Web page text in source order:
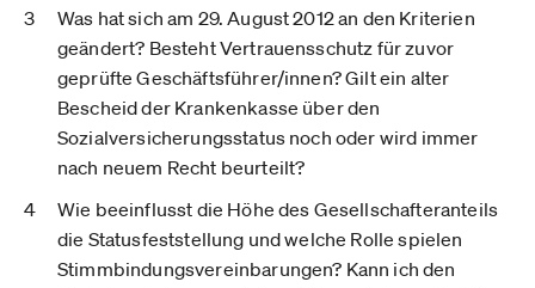
Was hat sich am 29. August 2012 an den Kriterien
geändert? Besteht Vertrauensschutz für zuvor
geprüfte Geschäftsführer/innen? Gilt ein alter
Bescheid der Krankenkasse über den
Sozialversicherungsstatus noch oder wird immer
nach neuem Recht beurteilt?
Wie beeinflusst die Höhe des Gesellschafteranteils
die Statusfeststellung und welche Rolle spielen
Stimmbindungsvereinbarungen? Kann ich den